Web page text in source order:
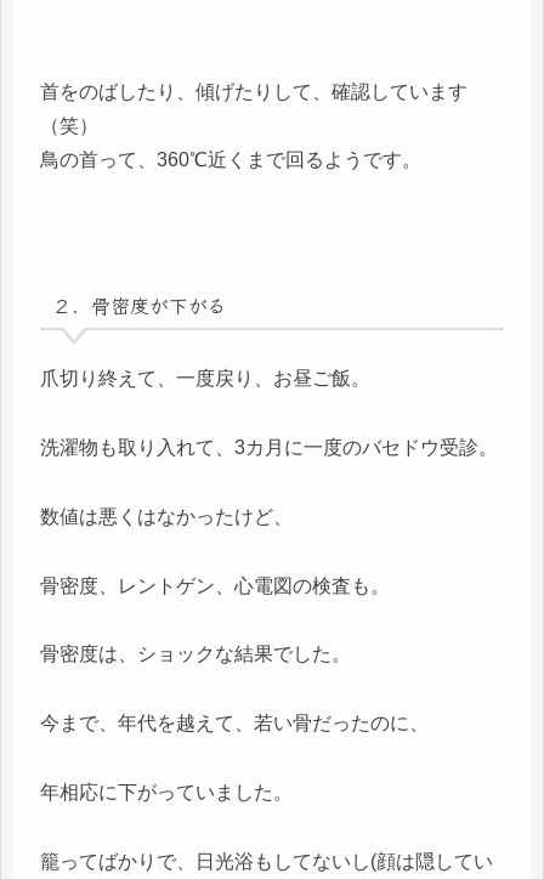
首をのばしたり、傾げたりして、確認しています
（笑）
鳥の首って、360℃近くまで回るようです。
２．骨密度が下がる
爪切り終えて、一度戻り、お昼ご飯。
洗濯物も取り入れて、3カ月に一度のバセドウ受診。
数値は悪くはなかったけど、
骨密度、レントゲン、心電図の検査も。
骨密度は、ショックな結果でした。
今まで、年代を越えて、若い骨だったのに、
年相応に下がっていました。
籠ってばかりで、日光浴もしてないし(顔は隠してい